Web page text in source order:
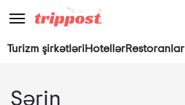
Turizm şirkətləriHotellərRestoranlar
Sərin